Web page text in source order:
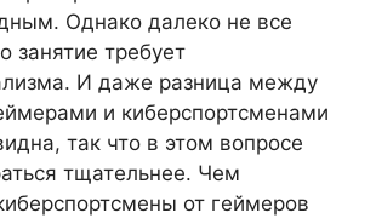
Однако далеко не все
занятие требует
И даже разница между
и киберспортсменами
так что в этом вопросе
тщательнее. Чем
от геймеров